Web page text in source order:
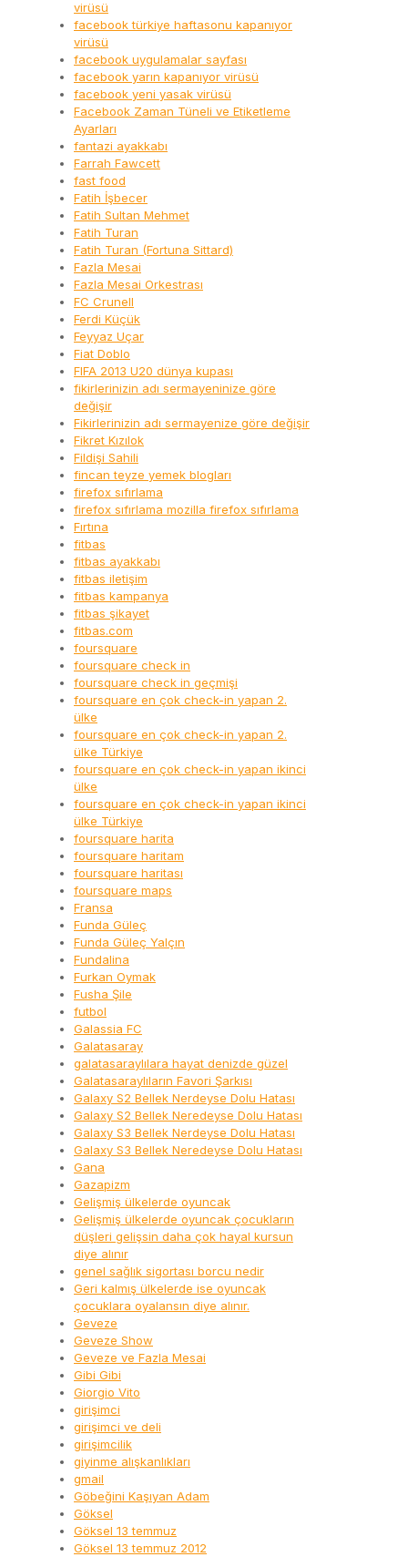
virüsü
facebook türkiye haftasonu kapanıyor
virüsü
facebook uygulamalar sayfası
facebook yarın kapanıyor virüsü
facebook yeni yasak virüsü
Facebook Zaman Tüneli ve Etiketleme
Ayarları
fantazi ayakkabı
Farrah Fawcett
fast food
Fatih İşbecer
Fatih Sultan Mehmet
Fatih Turan
Fatih Turan (Fortuna Sittard)
Fazla Mesai
Fazla Mesai Orkestrası
FC Crunell
Ferdi Küçük
Feyyaz Uçar
Fiat Doblo
FIFA 2013 U20 dünya kupası
fikirlerinizin adı sermayeninize göre
değişir
Fikirlerinizin adı sermayenize göre değişir
Fikret Kızılok
Fildişi Sahili
fincan teyze yemek blogları
firefox sıfırlama
firefox sıfırlama mozilla firefox sıfırlama
Fırtına
fitbas
fitbas ayakkabı
fitbas iletişim
fitbas kampanya
fitbas şikayet
fitbas.com
foursquare
foursquare check in
foursquare check in geçmişi
foursquare en çok check-in yapan 2.
ülke
foursquare en çok check-in yapan 2.
ülke Türkiye
foursquare en çok check-in yapan ikinci
ülke
foursquare en çok check-in yapan ikinci
ülke Türkiye
foursquare harita
foursquare haritam
foursquare haritası
foursquare maps
Fransa
Funda Güleç
Funda Güleç Yalçın
Fundalina
Furkan Oymak
Fusha Şile
futbol
Galassia FC
Galatasaray
galatasaraylılara hayat denizde güzel
Galatasaraylıların Favori Şarkısı
Galaxy S2 Bellek Nerdeyse Dolu Hatası
Galaxy S2 Bellek Neredeyse Dolu Hatası
Galaxy S3 Bellek Nerdeyse Dolu Hatası
Galaxy S3 Bellek Neredeyse Dolu Hatası
Gana
Gazapizm
Gelişmiş ülkelerde oyuncak
Gelişmiş ülkelerde oyuncak çocukların
düşleri gelişsin daha çok hayal kursun
diye alınır
genel sağlık sigortası borcu nedir
Geri kalmış ülkelerde ise oyuncak
çocuklara oyalansın diye alınır.
Geveze
Geveze Show
Geveze ve Fazla Mesai
Gibi Gibi
Giorgio Vito
girişimci
girişimci ve deli
girişimcilik
giyinme alışkanlıkları
gmail
Göbeğini Kaşıyan Adam
Göksel
Göksel 13 temmuz
Göksel 13 temmuz 2012